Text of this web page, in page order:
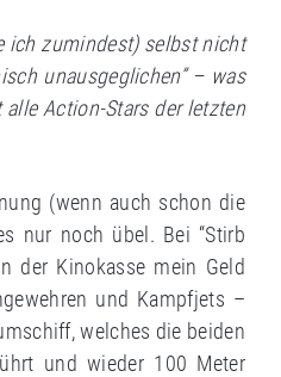
ich zumindest) selbst nicht
unausgeglichen” – was
Action-Stars der letzten
(wenn auch schon die
nur noch übel. Bei “Stirb
der Kinokasse mein Geld
und Kampfjets –
welches die beiden
und wieder 100 Meter